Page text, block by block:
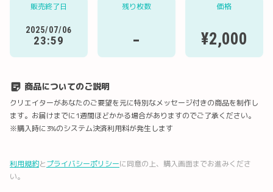
販売終了日
2025/07/06
23:59
残り枚数
-
価格
¥2,000
商品についてのご説明
クリエイターがあなたのご要望を元に特別なメッセージ付きの商品を制作し
ます。お届けまでに1週間ほどかかる場合がありますのでご了承ください。
※購入時に3%のシステム決済利用料が発生します
利用規約とプライバシーポリシーに同意の上、購入画面までお進みくださ
い。
Twitter LINE Facebook
URLコピー